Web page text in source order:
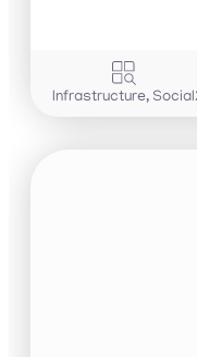
Infrastructure, Social